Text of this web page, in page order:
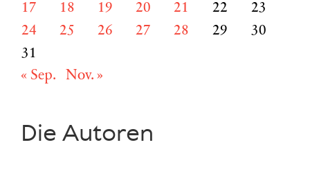
17
18 19 20 21 22
23
24
25 26 27 28 29
30
31
« Sep.
Nov. »
Die Autoren